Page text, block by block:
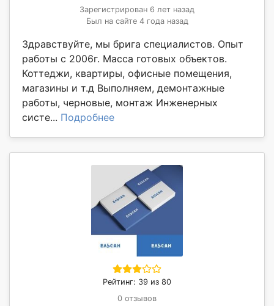
Зарегистрирован 6 лет назад
Был на сайте 4 года назад
Здравствуйте, мы брига специалистов. Опыт
работы с 2006г. Масса готовых объектов.
Коттеджи, квартиры, офисные помещения,
магазины и т.д Выполняем, демонтажные
работы, черновые, монтаж Инженерных
систе... Подробнее
Рейтинг: 39 из 80
0 отзывов